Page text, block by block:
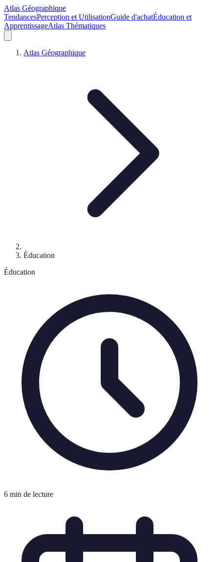
Atlas Géographique
TendancesPerception et UtilisationGuide d'achatÉducation et
ApprentissageAtlas Thématiques
Atlas Géographique
Éducation
Éducation
6 min de lecture